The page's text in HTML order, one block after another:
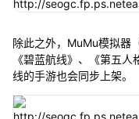
除此之外，MuMu模拟器
《碧蓝航线》、《第五
线的手游也会同步上架。